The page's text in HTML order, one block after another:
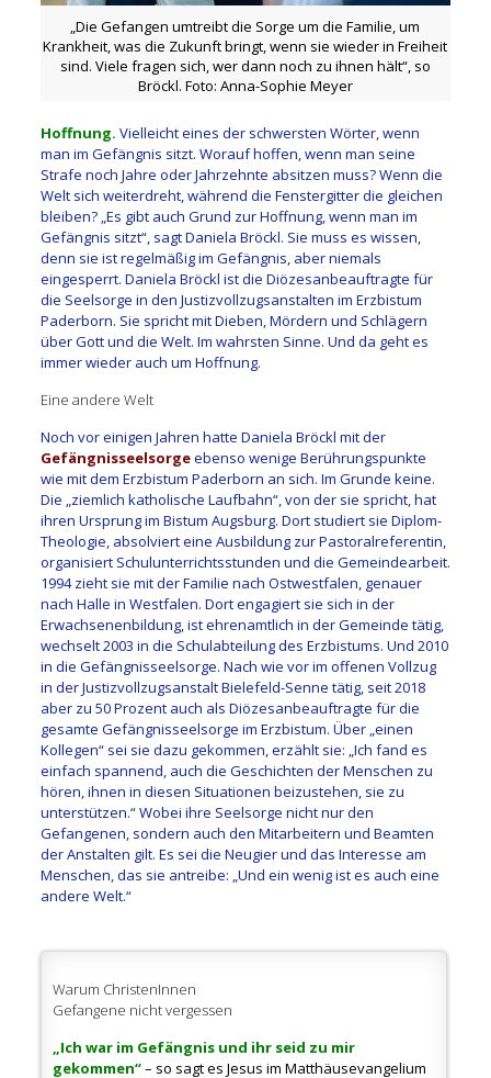
„Die Gefangen umtreibt die Sorge um die Familie, um
Krankheit, was die Zukunft bringt, wenn sie wieder in Freiheit
sind. Viele fragen sich, wer dann noch zu ihnen hält“, so
Bröckl. Foto: Anna-Sophie Meyer
Hoffnung. Vielleicht eines der schwersten Wörter, wenn
man im Gefängnis sitzt. Worauf hoffen, wenn man seine
Strafe noch Jahre oder Jahrzehnte absitzen muss? Wenn die
Welt sich weiterdreht, während die Fenstergitter die gleichen
bleiben? „Es gibt auch Grund zur Hoffnung, wenn man im
Gefängnis sitzt“, sagt Daniela Bröckl. Sie muss es wissen,
denn sie ist regelmäßig im Gefängnis, aber niemals
eingesperrt. Daniela Bröckl ist die Diözesanbeauftragte für
die Seelsorge in den Justizvollzugsanstalten im Erzbistum
Paderborn. Sie spricht mit Dieben, Mördern und Schlägern
über Gott und die Welt. Im wahrsten Sinne. Und da geht es
immer wieder auch um Hoffnung.
Eine andere Welt
Noch vor einigen Jahren hatte Daniela Bröckl mit der
Gefängnisseelsorgeebenso wenige Berührungspunkte
wie mit dem Erzbistum Paderborn an sich. Im Grunde keine.
Die „ziemlich katholische Laufbahn“, von der sie spricht, hat
ihren Ursprung im Bistum Augsburg. Dort studiert sie Diplom-
Theologie, absolviert eine Ausbildung zur Pastoralreferentin,
organisiert Schulunterrichtsstunden und die Gemeindearbeit.
1994 zieht sie mit der Familie nach Ostwestfalen, genauer
nach Halle in Westfalen. Dort engagiert sie sich in der
Erwachsenenbildung, ist ehrenamtlich in der Gemeinde tätig,
wechselt 2003 in die Schulabteilung des Erzbistums. Und 2010
in die Gefängnisseelsorge. Nach wie vor im offenen Vollzug
in der Justizvollzugsanstalt Bielefeld-Senne tätig, seit 2018
aber zu 50 Prozent auch als Diözesanbeauftragte für die
gesamte Gefängnisseelsorge im Erzbistum. Über „einen
Kollegen“ sei sie dazu gekommen, erzählt sie: „Ich fand es
einfach spannend, auch die Geschichten der Menschen zu
hören, ihnen in diesen Situationen beizustehen, sie zu
unterstützen.“ Wobei ihre Seelsorge nicht nur den
Gefangenen, sondern auch den Mitarbeitern und Beamten
der Anstalten gilt. Es sei die Neugier und das Interesse am
Menschen, das sie antreibe: „Und ein wenig ist es auch eine
andere Welt.“
Warum ChristenInnen
Gefangene nicht vergessen
„Ich war im Gefängnis und ihr seid zu mir
gekommen“– so sagt es Jesus im Matthäusevangelium